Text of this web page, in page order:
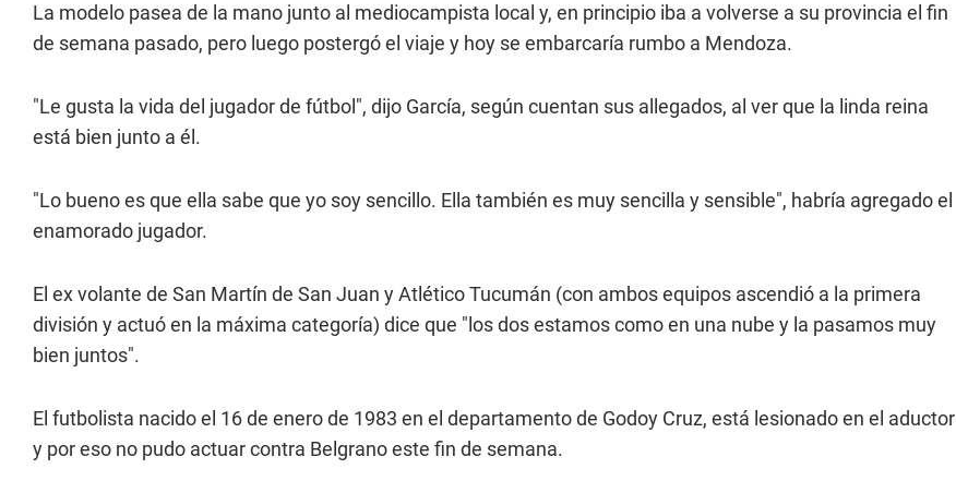
La modelo pasea de la mano junto al mediocampista local y, en principio iba a volverse a su provincia el fin
de semana pasado, pero luego postergó el viaje y hoy se embarcaría rumbo a Mendoza.
"Le gusta la vida del jugador de fútbol", dijo García, según cuentan sus allegados, al ver que la linda reina
está bien junto a él.
"Lo bueno es que ella sabe que yo soy sencillo. Ella también es muy sencilla y sensible", habría agregado el
enamorado jugador.
El ex volante de San Martín de San Juan y Atlético Tucumán (con ambos equipos ascendió a la primera
división y actuó en la máxima categoría) dice que "los dos estamos como en una nube y la pasamos muy
bien juntos".
El futbolista nacido el 16 de enero de 1983 en el departamento de Godoy Cruz, está lesionado en el aductor
y por eso no pudo actuar contra Belgrano este fin de semana.